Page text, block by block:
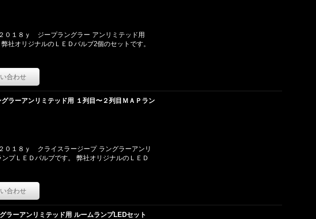
０１８ｙ ジープラングラー アンリミテッド用
社オリジナルのＬＥＤバルブ2個のセットです。
ラーアンリミテッド用 １列目〜２列目ＭＡＰラン
０１８ｙ クライスラージープ ラングラーアンリ
プＬＥＤバルブです。 弊社オリジナルのＬＥＤ
ラーアンリミテッド用 ルームランプLEDセット